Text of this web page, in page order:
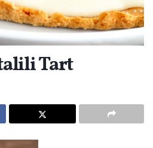
Tart